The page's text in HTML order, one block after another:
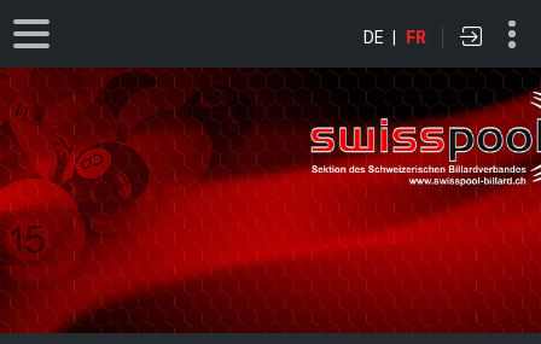
DE | FR